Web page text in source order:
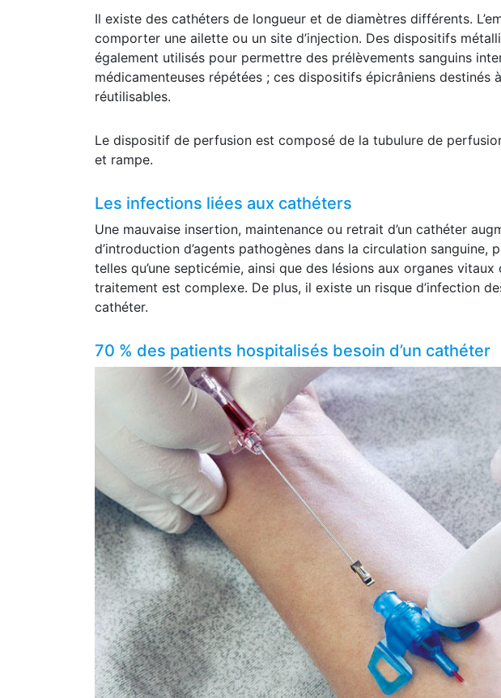
Il existe des cathéters de longueur et de diamètres différents.
comporter une ailette ou un site d’injection. Des dispositifs
également utilisés pour permettre des prélèvements sanguins
médicamenteuses répétées ; ces dispositifs épicrâniens destinés
réutilisables.
Le dispositif de perfusion est composé de la tubulure de
et rampe.
Les infections liées aux cathéters
Une mauvaise insertion, maintenance ou retrait d’un cathéter
d’introduction d’agents pathogènes dans la circulation
telles qu’une septicémie, ainsi que des lésions aux organes
traitement est complexe. De plus, il existe un risque d’infection
cathéter.
70 % des patients hospitalisés besoin d’un cathéter